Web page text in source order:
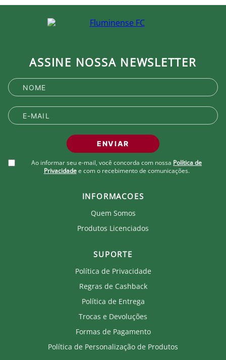
ASSINE NOSSA NEWSLETTER
ENVIAR
Ao informar seu e-mail, você concorda com nossa Política de
Privacidade e com o recebimento de comunicações.
INFORMACOES
Quem Somos
Produtos Licenciados
SUPORTE
Política de Privacidade
Regras de Cashback
Política de Entrega
Trocas e Devoluções
Formas de Pagamento
Política de Personalização de Produtos